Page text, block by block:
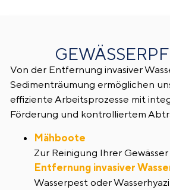
Von der Entfernung invasiver
Sedimenträumung ermöglichen
effiziente Arbeitsprozesse mit
Förderung und kontrolliertem
Mähboote
Zur Reinigung Ihrer
Entfernung invasiver
Wasserpest oder